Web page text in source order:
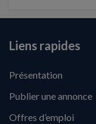
Liens rapides
Présentation
Publier une annonce
Offres d’emploi